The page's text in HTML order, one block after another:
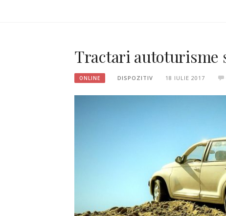
Tractari autoturisme
ONLINE DISPOZITIV 18 IULIE 2017